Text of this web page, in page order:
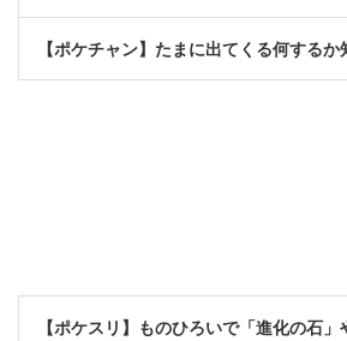
【ポケチャン】たまに出てくる何する
【ポケスリ】ものひろいで「進化の石